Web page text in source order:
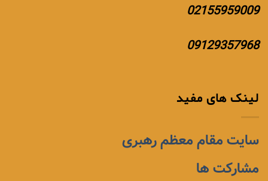
02155959009
09129357968
لینک های مفید
سایت مقام معظم رهبری
مشارکت ها